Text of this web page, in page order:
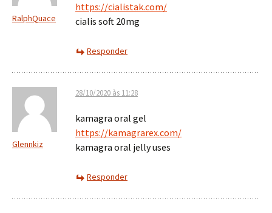
RalphQuace
https://cialistak.com/
cialis soft 20mg
Responder
Glennkiz
28/10/2020 às 11:28
kamagra oral gel
https://kamagrarex.com/
kamagra oral jelly uses
Responder